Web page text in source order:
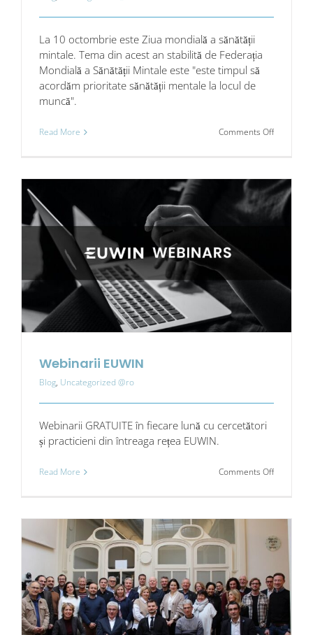
La 10 octombrie este Ziua mondială a sănătății
mintale. Tema din acest an stabilită de Federația
Mondială a Sănătății Mintale este "este timpul să
acordăm prioritate sănătății mentale la locul de
muncă".
Read More Comments Offon
sănătății
mintale
Webinarii EUWIN
Blog, Uncategorized @ro
Webinarii GRATUITE în fiecare lună cu cercetători
și practicieni din întreaga rețea EUWIN.
Read More Comments Offon